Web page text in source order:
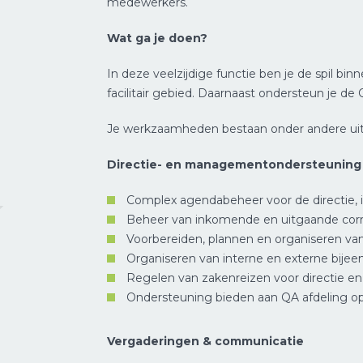
Wat ga je doen?
In deze veelzijdige functie ben je de spil
facilitair gebied. Daarnaast ondersteun je
Je werkzaamheden bestaan onder andere
Directie- en managementondersteuning
Complex agendabeheer voor de
Beheer van inkomende en uitgaande
Voorbereiden, plannen en organiseren
Organiseren van interne en externe
Regelen van zakenreizen voor directie
Ondersteuning bieden aan QA afdeling
Vergaderingen & communicatie